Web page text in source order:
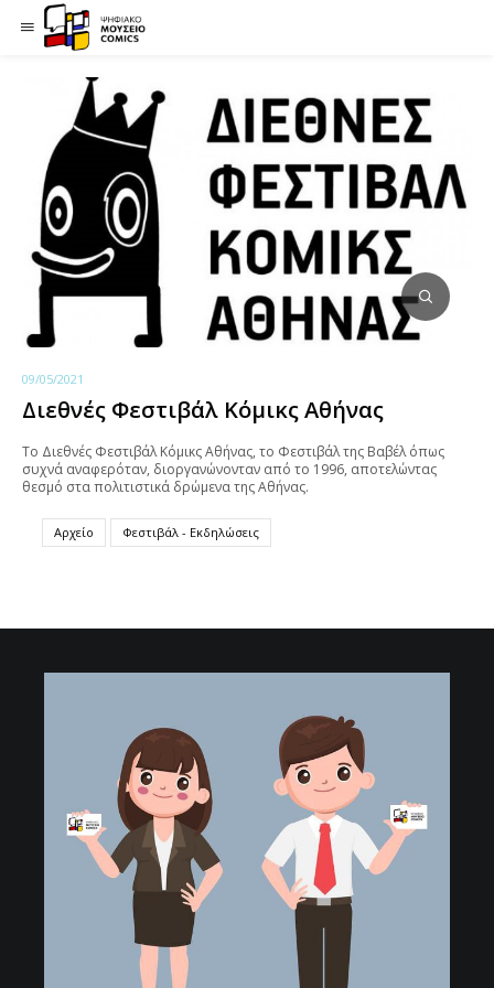
09/05/2021
Διεθνές Φεστιβάλ Κόμικς Αθήνας
Το Διεθνές Φεστιβάλ Κόμικς Αθήνας, το Φεστιβάλ της Βαβέλ όπως
συχνά αναφερόταν, διοργανώνονταν από το 1996, αποτελώντας
θεσμό στα πολιτιστικά δρώμενα της Αθήνας.
Αρχείο Φεστιβάλ - Εκδηλώσεις